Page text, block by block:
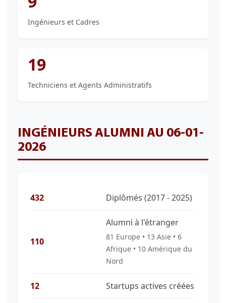
Ingénieurs et Cadres
19
Techniciens et Agents Administratifs
INGÉNIEURS ALUMNI AU 06-01-
2026
432 Diplômés (2017 - 2025)
110
Alumni à l'étranger
81 Europe • 13 Asie • 6
Afrique • 10 Amérique du
Nord
12 Startups actives créées